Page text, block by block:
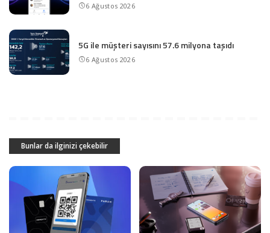
6 Ağustos 2026
5G ile müşteri sayısını 57.6 milyona taşıdı
6 Ağustos 2026
Bunlar da ilginizi çekebilir